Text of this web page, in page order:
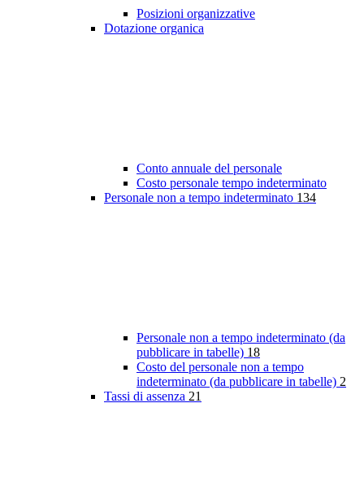
Posizioni organizzative
Dotazione organica
Conto annuale del personale
Costo personale tempo indeterminato
Personale non a tempo indeterminato 134
Personale non a tempo indeterminato (da
pubblicare in tabelle) 18
Costo del personale non a tempo
indeterminato (da pubblicare in tabelle) 2
Tassi di assenza 21